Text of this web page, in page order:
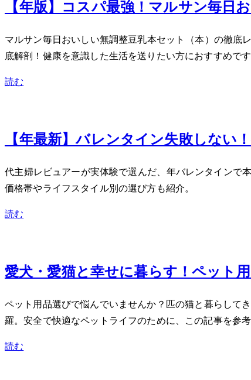
【2025年版】コスパ最強！マルサン 毎
マルサン 毎日おいしい無調整豆乳18本セット（1L×18本）の
底解剖！健康を意識した生活を送りたい方におすすめです
読む
【2024年最新】バレンタイン失敗し
40代主婦レビュアーが実体験で選んだ、2024年バレンタイ
価格帯やライフスタイル別の選び方も紹介。
読む
愛犬・愛猫と幸せに暮らす！ペット
ペット用品選びで悩んでいませんか？2匹の猫と暮らし
羅。安全で快適なペットライフのために、この記事を参
読む